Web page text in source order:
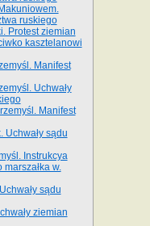
ruskiego
Protest ziemian
kasztelanowi
Manifest
Uchwały
Manifest
Uchwały sądu
Instrukcya
w.
sądu
ziemian